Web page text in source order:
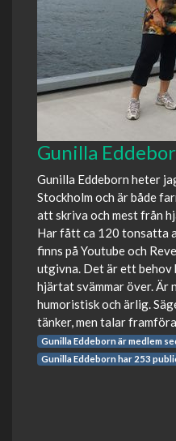
Gunilla
Gunilla Eddeborn heter
Stockholm och är både
att skriva och mest från
Har fått ca 120 tonsatta
finns på Youtube och
utgivna. Det är ett behov
hjärtat svämmar över. Är
humoristisk och ärlig.
tänker, men talar
Gunilla Eddeborn är medlem
Gunilla Eddeborn har 253